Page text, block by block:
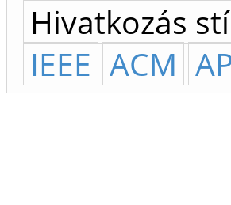
Hivatkozás
IEEE ACM